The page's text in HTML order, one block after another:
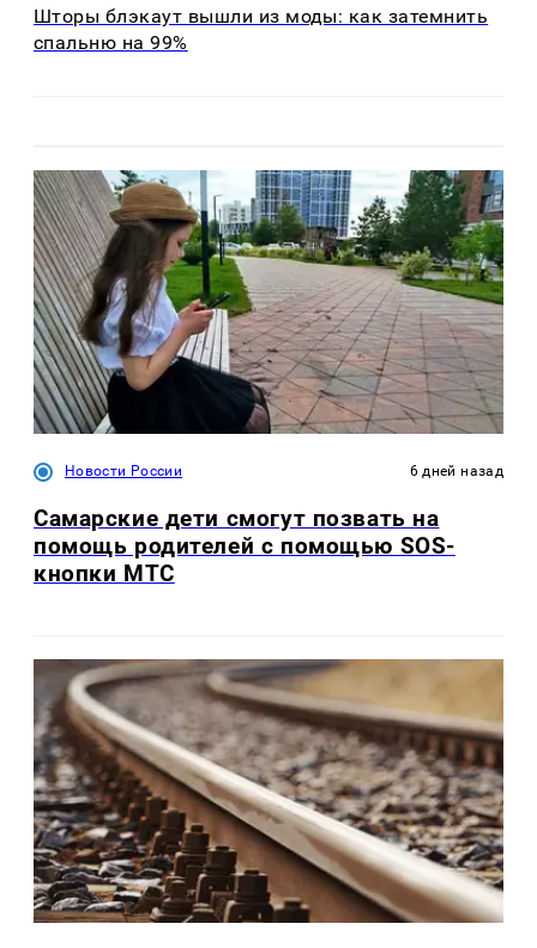
Шторы блэкаут вышли из моды: как затемнить
спальню на 99%
Новости России 6 дней назад
Самарские дети смогут позвать на
помощь родителей с помощью SOS-
кнопки МТС